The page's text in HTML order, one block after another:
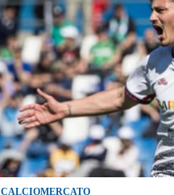
CALCIOMERCATO